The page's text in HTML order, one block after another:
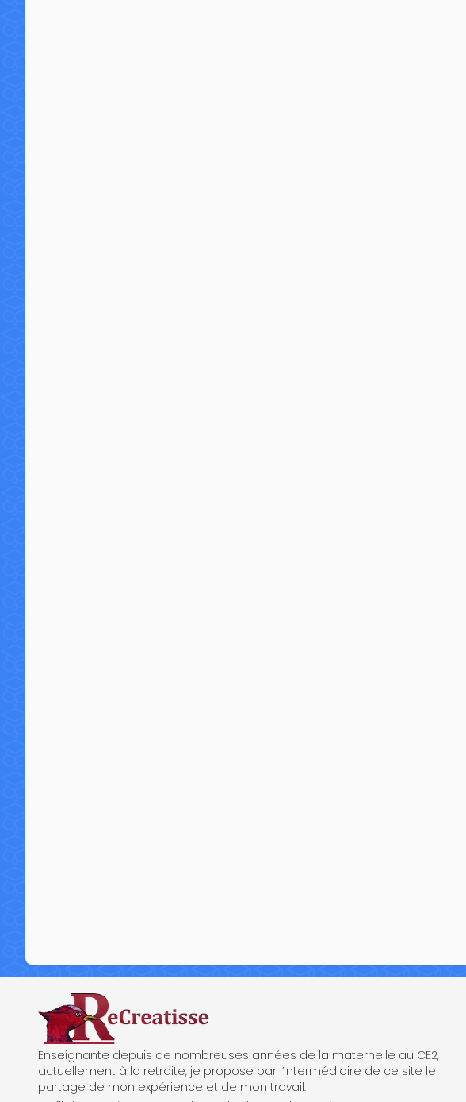
ReCreatisse
Enseignante depuis de nombreuses années de la maternelle au CE2,
actuellement à la retraite, je propose par l’intermédiaire de ce site le
partage de mon expérience et de mon travail.